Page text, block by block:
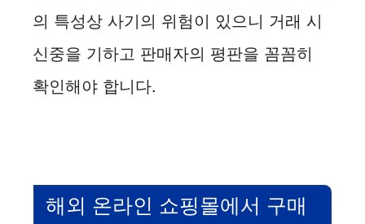
의 특성상 사기의 위험이 있으니 거래 시
신중을 기하고 판매자의 평판을 꼼꼼히
확인해야 합니다.
해외 온라인 쇼핑몰에서 구매